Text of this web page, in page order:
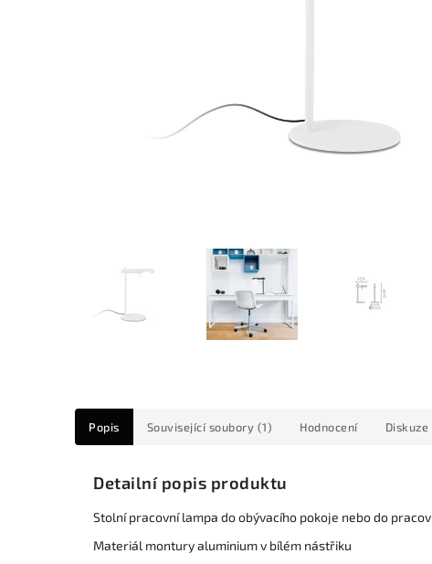
Popis Související soubory (1) Hodnocení Diskuze
Detailní popis produktu
Stolní pracovní lampa do obývacího pokoje nebo do
Materiál montury aluminium v bílém nástřiku